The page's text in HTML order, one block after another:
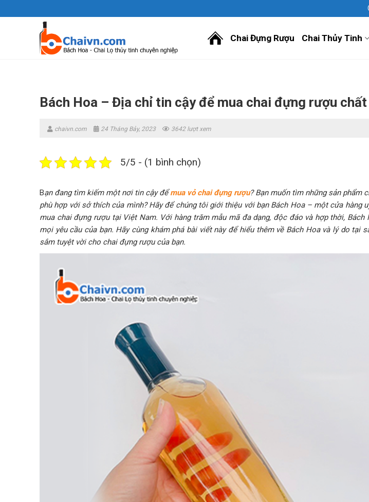
to
Chai Đựng Rượu Chai Thủy Tinh
Bách Hoa – Địa chỉ tin cậy để mua chai đựng rượu
chaivn.com 24 Tháng Bảy, 2023 3642 lượt xem
5/5 - (1 bình chọn)
Bạn đang tìm kiếm một nơi tin cậy đểmua vỏ chai đựng rượu? Bạn muốn tìm những sản phẩm
phù hợp với sở thích của mình? Hãy để chúng tôi giới thiệu với bạn Bách Hoa – một cửa hàng
mua chai đựng rượu tại Việt Nam. Với hàng trăm mẫu mã đa dạng, độc đáo và hợp thời, Bách
mọi yêu cầu của bạn. Hãy cùng khám phá bài viết này để hiểu thêm về Bách Hoa và lý do tại
sắm tuyệt vời cho chai đựng rượu của bạn.